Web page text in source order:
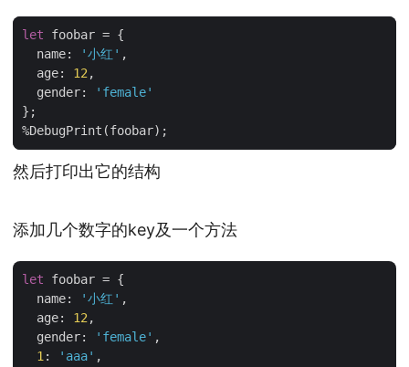
let foobar = {
name: '小红' ,
age: 12,
gender:
'female'
};
%DebugPrint (foobar);
然后打印出它的结构
添加几个数字的key及一个方法
let foobar = {
name: '小红' ,
age: 12,
gender: 'female' ,
1: 'aaa' ,